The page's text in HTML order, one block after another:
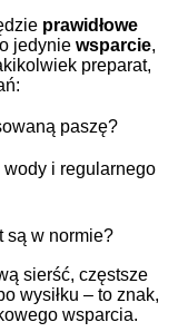
prawidłowe
jedynie wsparcie,
preparat,
paszę?
i regularnego
są w normie?
sierść, częstsze
wysiłku – to znak,
wsparcia.